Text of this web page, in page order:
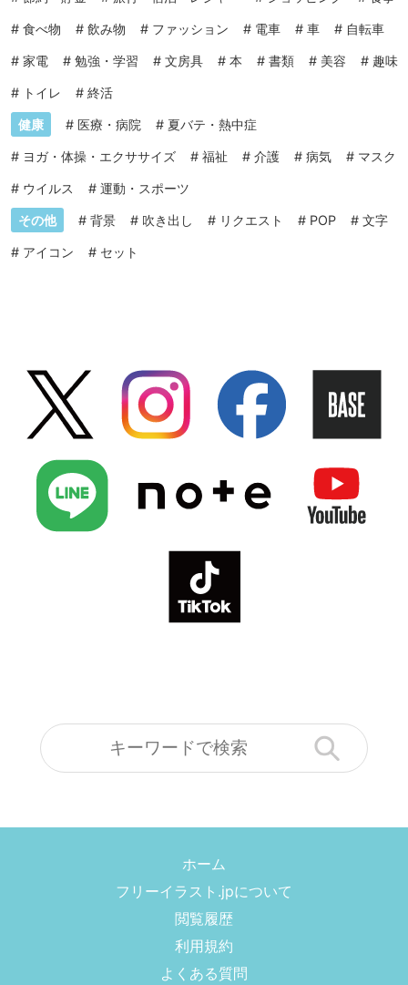
# 食べ物 # 飲み物 # ファッション # 電車 # 車 # 自転車
# 家電 # 勉強・学習 # 文房具 # 本 # 書類 # 美容 # 趣味
# トイレ # 終活
健康 # 医療・病院 # 夏バテ・熱中症
# ヨガ・体操・エクササイズ # 福祉 # 介護 # 病気 # マスク
# ウイルス # 運動・スポーツ
その他 # 背景 # 吹き出し # リクエスト # POP # 文字
# アイコン # セット
ホーム
フリーイラスト.jpについて
閲覧履歴
利用規約
よくある質問